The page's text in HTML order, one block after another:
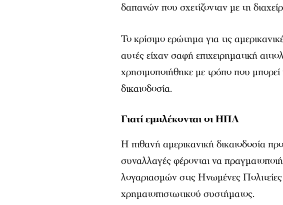
δαπανών που σχετίζονταν με τη
Το κρίσιμο ερώτημα για τις
αυτές είχαν σαφή επιχειρηματική
χρησιμοποιήθηκε με τρόπο που
δικαιοδοσία.
Γιατί εμπλέκονται οι ΗΠΑ
Η πιθανή αμερικανική δικαιοδοσία
συναλλαγές φέρονται να
λογαριασμών στις Ηνωμένες
χρηματοπιστωτικού συστήματος.